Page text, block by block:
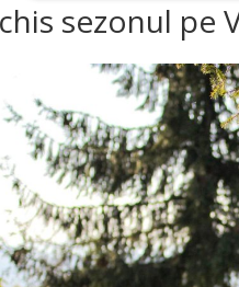
sezonul pe
Decembrie